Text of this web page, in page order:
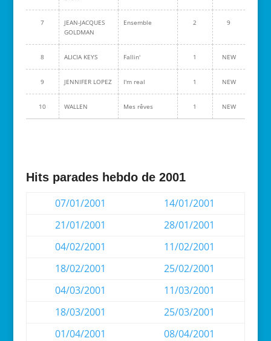
7
JEAN-JACQUES
GOLDMAN
Ensemble 2 9
8 ALICIA KEYS Fallin' 1 NEW
9 JENNIFER LOPEZ I'm real 1 NEW
10 WALLEN Mes rêves 1 NEW
Hits parades hebdo de 2001
07/01/2001
14/01/2001
21/01/2001
28/01/2001
04/02/2001
11/02/2001
18/02/2001
25/02/2001
04/03/2001
11/03/2001
18/03/2001
25/03/2001
01/04/2001
08/04/2001